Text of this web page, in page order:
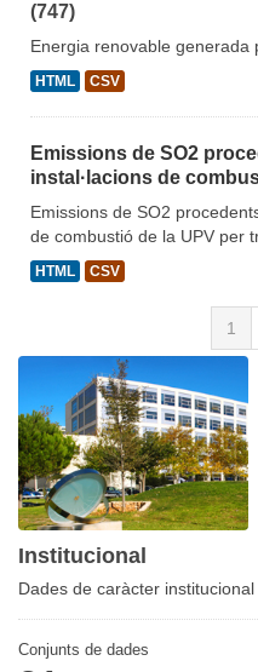
(747)
Energia renovable generada
HTML CSV
Emissions de SO2
instal·lacions de
Emissions de SO2
de combustió de la UPV per
HTML CSV
1
Institucional
Dades de caràcter institucional
Conjunts de dades